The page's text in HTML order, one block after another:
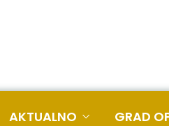
AKTUALNO GRAD